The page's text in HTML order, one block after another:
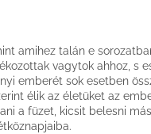
amihez talán e
vagytok ahhoz, s
emberét sok esetben
élik az életüket az
a füzet, kicsit belesni